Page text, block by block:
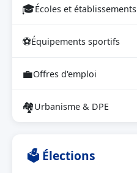
🎓Écoles et établissements
⚽Équipements sportifs
💼Offres d'emploi
🏘Urbanisme & DPE
🗳 Élections